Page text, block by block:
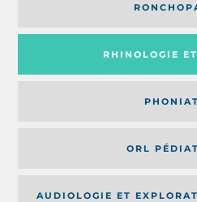
RHINOLOGIE
ORL
AUDIOLOGIE ET